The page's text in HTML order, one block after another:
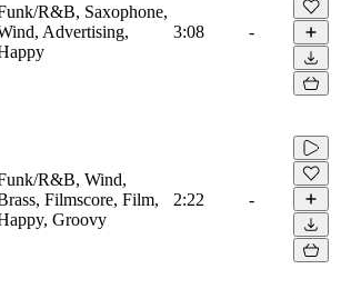
R&B, Saxophone,
Advertising,
3:08 -
R&B, Wind,
Filmscore, Film,
Groovy
2:22 -